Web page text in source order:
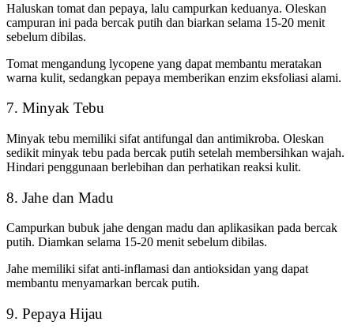
Haluskan tomat dan pepaya, lalu campurkan keduanya. Oleskan
campuran ini pada bercak putih dan biarkan selama 15-20 menit
sebelum dibilas.
Tomat mengandung lycopene yang dapat membantu meratakan
warna kulit, sedangkan pepaya memberikan enzim eksfoliasi alami.
7. Minyak Tebu
Minyak tebu memiliki sifat antifungal dan antimikroba. Oleskan
sedikit minyak tebu pada bercak putih setelah membersihkan wajah.
Hindari penggunaan berlebihan dan perhatikan reaksi kulit.
8. Jahe dan Madu
Campurkan bubuk jahe dengan madu dan aplikasikan pada bercak
putih. Diamkan selama 15-20 menit sebelum dibilas.
Jahe memiliki sifat anti-inflamasi dan antioksidan yang dapat
membantu menyamarkan bercak putih.
9. Pepaya Hijau